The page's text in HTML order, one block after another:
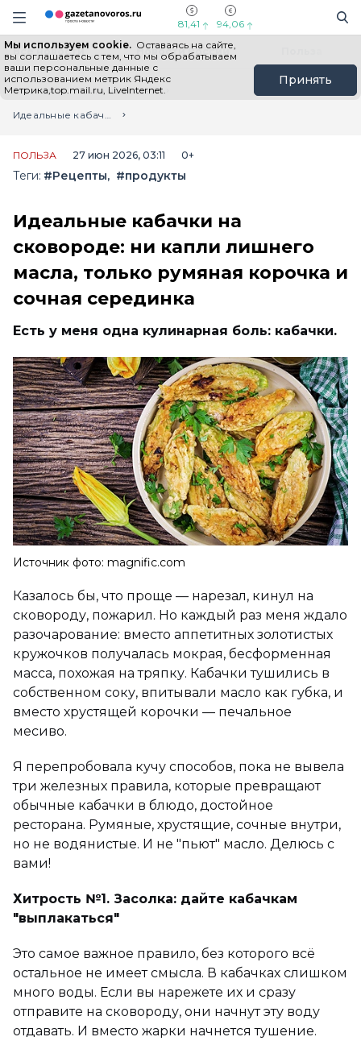
Информационный портал "ГазетаНоворос.ру"
Навигация сайта
81,41 94,06
Мы используем cookie. Оставаясь на сайте,
вы соглашаетесь с тем, что мы обрабатываем
ваши персональные данные с
использованием метрик Яндекс
Метрика,top.mail.ru, LiveInternet.
Принять
Все новости Новости России
Главная
Лента новостей
Идеальные кабачки на сковороде: ни капли лишнего масла, только румяная корочка и сочная серединка
ПОЛЬЗА 27 июн 2026, 03:11 0+
Теги: #Рецепты #продукты
Идеальные кабачки на
сковороде: ни капли лишнего
масла, только румяная корочка и
сочная серединка
Есть у меня одна кулинарная боль: кабачки.
Источник фото: magnific.com
Казалось бы, что проще — нарезал, кинул на
сковороду, пожарил. Но каждый раз меня ждало
разочарование: вместо аппетитных золотистых
кружочков получалась мокрая, бесформенная
масса, похожая на тряпку. Кабачки тушились в
собственном соку, впитывали масло как губка, и
вместо хрустящей корочки — печальное
месиво.
Я перепробовала кучу способов, пока не вывела
три железных правила, которые превращают
обычные кабачки в блюдо, достойное
ресторана. Румяные, хрустящие, сочные внутри,
но не водянистые. И не "пьют" масло. Делюсь с
вами!
Хитрость №1. Засолка: дайте кабачкам
"выплакаться"
Это самое важное правило, без которого всё
остальное не имеет смысла. В кабачках слишком
много воды. Если вы нарежете их и сразу
отправите на сковороду, они начнут эту воду
отдавать. И вместо жарки начнется тушение.